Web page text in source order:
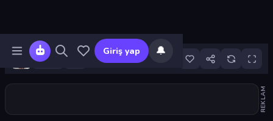
Giriş yap 🔔
96
REKLAM